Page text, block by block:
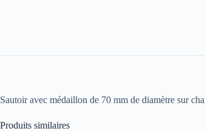
Sautoir avec médaillon de 70 mm de diamètre sur
Produits similaires